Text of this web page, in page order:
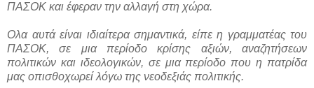
ΠΑΣΟΚ και έφεραν την αλλαγή στη χώρα.
Ολα αυτά είναι ιδιαίτερα σημαντικά, είπε η γραμματέας του
ΠΑΣΟΚ, σε μια περίοδο κρίσης αξιών, αναζητήσεων
πολιτικών και ιδεολογικών, σε μια περίοδο που η πατρίδα
μας οπισθοχωρεί λόγω της νεοδεξιάς πολιτικής.